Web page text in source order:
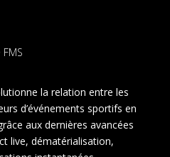
la relation entre les
d’événements sportifs en
aux dernières avancées
live, dématérialisation,